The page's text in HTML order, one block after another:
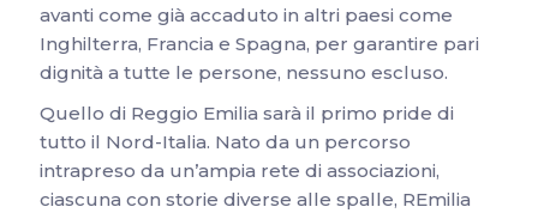
avanti come già accaduto in altri paesi come
Inghilterra, Francia e Spagna, per garantire pari
dignità a tutte le persone, nessuno escluso.
Quello di Reggio Emilia sarà il primo pride di
tutto il Nord-Italia. Nato da un percorso
intrapreso da un’ampia rete di associazioni,
ciascuna con storie diverse alle spalle, REmilia